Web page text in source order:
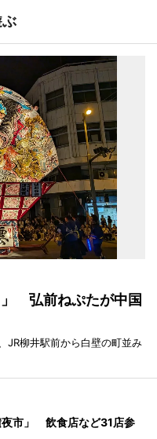
弘前ねぷたが中国
JR柳井駅前から白壁の町並み
夜市」 飲食店など31店参